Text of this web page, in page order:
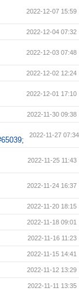
2022-12-07 15:59
2022-12-04 07:32
2022-12-03 07:48
2022-12-02 12:24
2022-12-01 17:10
2022-11-30 09:38
2022-11-27 07:34
2022-11-25 11:43
2022-11-24 16:37
2022-11-20 18:15
2022-11-18 09:01
2022-11-16 11:23
2022-11-15 14:41
2022-11-12 13:29
2022-11-11 13:35